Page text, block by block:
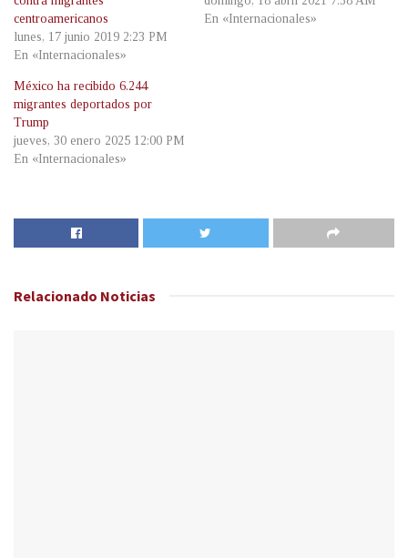
centroamericanos
lunes, 17 junio 2019 2:23 PM
En «Internacionales»
En «Internacionales»
México ha recibido 6.244
migrantes deportados por
Trump
jueves, 30 enero 2025 12:00 PM
En «Internacionales»
Relacionado Noticias